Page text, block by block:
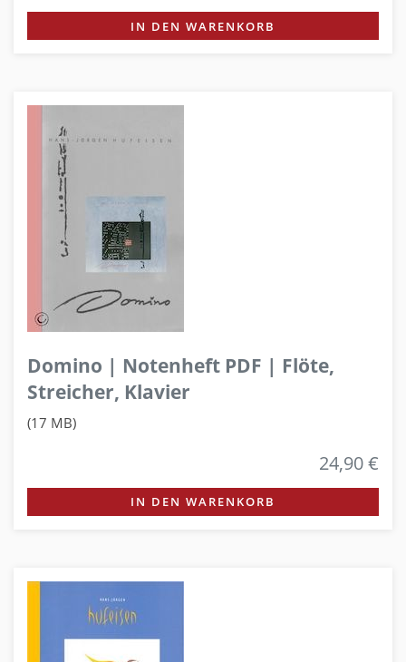
IN DEN WARENKORB
Domino | Notenheft PDF | Flöte,
Streicher, Klavier
(17 MB)
24,90 €
IN DEN WARENKORB